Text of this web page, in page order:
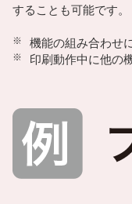
することも可能です。
※ 機能の組み合わせ
※ 印刷動作中に他の